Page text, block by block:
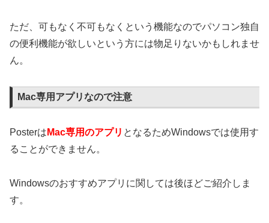
ただ、可もなく不可もなくという機能なのでパソコン独自
の便利機能が欲しいという方には物足りないかもしれませ
ん。
Mac専用アプリなので注意
Posterは Mac専用のアプリ となるためWindowsでは使用す
ることができません。
Windowsのおすすめアプリに関しては後ほどご紹介しま
す。